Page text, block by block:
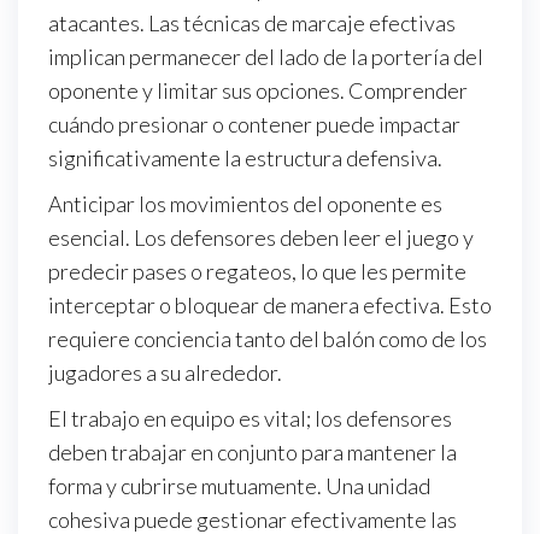
atacantes. Las técnicas de marcaje efectivas
implican permanecer del lado de la portería del
oponente y limitar sus opciones. Comprender
cuándo presionar o contener puede impactar
significativamente la estructura defensiva.
Anticipar los movimientos del oponente es
esencial. Los defensores deben leer el juego y
predecir pases o regateos, lo que les permite
interceptar o bloquear de manera efectiva. Esto
requiere conciencia tanto del balón como de los
jugadores a su alrededor.
El trabajo en equipo es vital; los defensores
deben trabajar en conjunto para mantener la
forma y cubrirse mutuamente. Una unidad
cohesiva puede gestionar efectivamente las